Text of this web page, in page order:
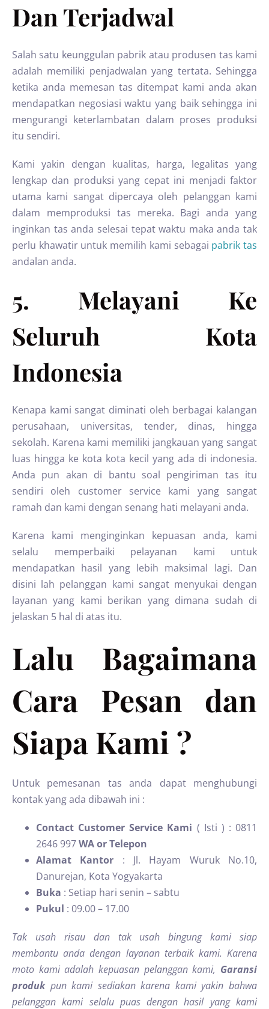
Dan Terjadwal
Salah satu keunggulan pabrik atau produsen tas kami
adalah memiliki penjadwalan yang tertata. Sehingga
ketika anda memesan tas ditempat kami anda akan
mendapatkan negosiasi waktu yang baik sehingga ini
mengurangi keterlambatan dalam proses produksi
itu sendiri.
Kami yakin dengan kualitas, harga, legalitas yang
lengkap dan produksi yang cepat ini menjadi faktor
utama kami sangat dipercaya oleh pelanggan kami
dalam memproduksi tas mereka. Bagi anda yang
inginkan tas anda selesai tepat waktu maka anda tak
perlu khawatir untuk memilih kami sebagai pabrik tas
andalan anda.
5. Melayani Ke
Seluruh Kota
Indonesia
Kenapa kami sangat diminati oleh berbagai kalangan
perusahaan, universitas, tender, dinas, hingga
sekolah. Karena kami memiliki jangkauan yang sangat
luas hingga ke kota kota kecil yang ada di indonesia.
Anda pun akan di bantu soal pengiriman tas itu
sendiri oleh customer service kami yang sangat
ramah dan kami dengan senang hati melayani anda.
Karena kami menginginkan kepuasan anda, kami
selalu memperbaiki pelayanan kami untuk
mendapatkan hasil yang lebih maksimal lagi. Dan
disini lah pelanggan kami sangat menyukai dengan
layanan yang kami berikan yang dimana sudah di
jelaskan 5 hal di atas itu.
Lalu Bagaimana
Cara Pesan dan
Siapa Kami ?
Untuk pemesanan tas anda dapat menghubungi
kontak yang ada dibawah ini :
Contact Customer Service Kami ( Isti ) : 0811
2646 997WA or Telepon
Alamat Kantor : Jl. Hayam Wuruk No.10,
Danurejan, Kota Yogyakarta
Buka : Setiap hari senin – sabtu
Pukul : 09.00 – 17.00
Tak usah risau dan tak usah bingung kami siap
membantu anda dengan layanan terbaik kami. Karena
moto kami adalah kepuasan pelanggan kami, Garansi
produkpun kami sediakan karena kami yakin bahwa
pelanggan kami selalu puas dengan hasil yang kami